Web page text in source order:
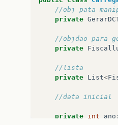
//obj pata
private
//objdao para
private
//lista
private List<
//data inicial
private int ano ;